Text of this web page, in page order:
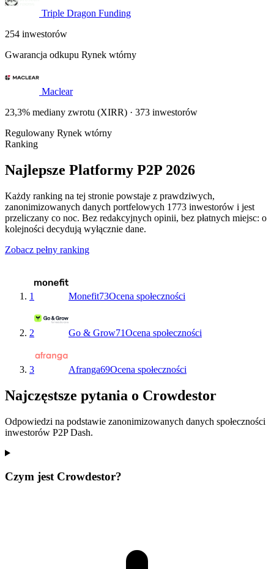
Triple Dragon Funding
254 inwestorów
Gwarancja odkupu Rynek wtórny
Maclear
23,3% mediany zwrotu (XIRR) · 373 inwestorów
Regulowany Rynek wtórny
Ranking
Najlepsze Platformy P2P 2026
Każdy ranking na tej stronie powstaje z prawdziwych,
zanonimizowanych danych portfelowych 1773 inwestorów i jest
przeliczany co noc. Bez redakcyjnych opinii, bez płatnych miejsc: o
kolejności decydują wyłącznie dane.
Zobacz pełny ranking
1 Monefit73Ocena społeczności
2 Go & Grow71Ocena społeczności
3 Afranga69Ocena społeczności
Najczęstsze pytania o Crowdestor
Odpowiedzi na podstawie zanonimizowanych danych społeczności
inwestorów P2P Dash.
Czym jest Crowdestor?